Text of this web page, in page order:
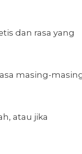
dan rasa yang
masing-
atau jika